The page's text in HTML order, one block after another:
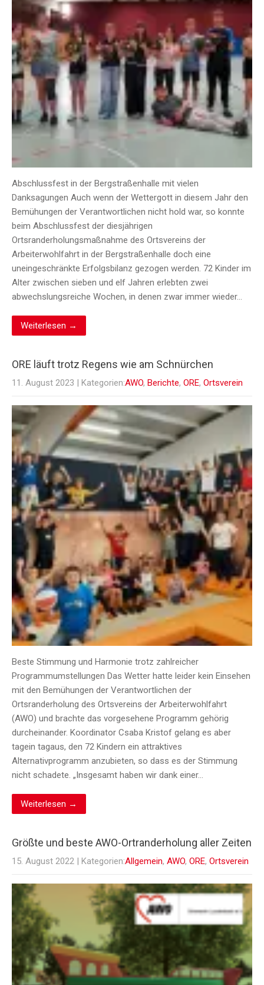
Abschlussfest in der Bergstraßenhalle mit vielen
Danksagungen Auch wenn der Wettergott in diesem Jahr den
Bemühungen der Verantwortlichen nicht hold war, so konnte
beim Abschlussfest der diesjährigen
Ortsranderholungsmaßnahme des Ortsvereins der
Arbeiterwohlfahrt in der Bergstraßenhalle doch eine
uneingeschränkte Erfolgsbilanz gezogen werden. 72 Kinder im
Alter zwischen sieben und elf Jahren erlebten zwei
abwechslungsreiche Wochen, in denen zwar immer wieder…
Weiterlesen →
ORE läuft trotz Regens wie am Schnürchen
11. August 2023 | Kategorien:AWO, Berichte, ORE, Ortsverein
Beste Stimmung und Harmonie trotz zahlreicher
Programmumstellungen Das Wetter hatte leider kein Einsehen
mit den Bemühungen der Verantwortlichen der
Ortsranderholung des Ortsvereins der Arbeiterwohlfahrt
(AWO) und brachte das vorgesehene Programm gehörig
durcheinander. Koordinator Csaba Kristof gelang es aber
tagein tagaus, den 72 Kindern ein attraktives
Alternativprogramm anzubieten, so dass es der Stimmung
nicht schadete. „Insgesamt haben wir dank einer…
Weiterlesen →
Größte und beste AWO-Ortranderholung aller Zeiten
15. August 2022 | Kategorien:Allgemein, AWO, ORE, Ortsverein